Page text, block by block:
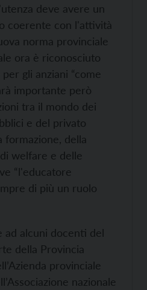
deve avere un
coerente con l'attività
norma provinciale
ora è riconosciuto
gli anziani “come
importante però
tra il mondo dei
e del privato
formazione, della
welfare e delle
“l'educatore
di più un ruolo
ad alcuni docenti del
della Provincia
provinciale
nazionale